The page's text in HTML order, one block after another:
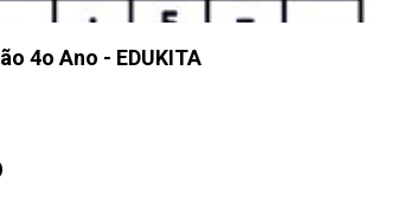
4o Ano - EDUKITA